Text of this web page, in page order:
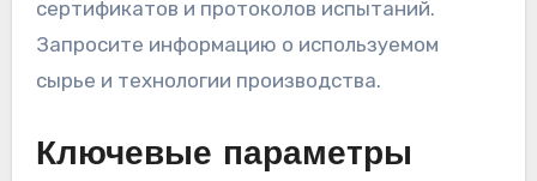
сертификатов и протоколов испытаний.
Запросите информацию о используемом
сырье и технологии производства.
Ключевые параметры